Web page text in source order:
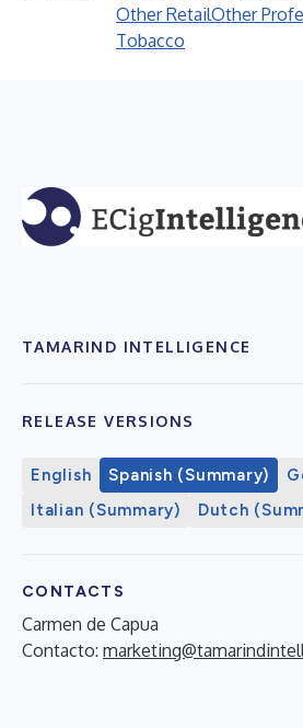
Other RetailOther
Tobacco
TAMARIND INTELLIGENCE
RELEASE VERSIONS
English Spanish (Summary)
Italian (Summary)
Dutch
CONTACTS
Carmen de Capua
Contacto: